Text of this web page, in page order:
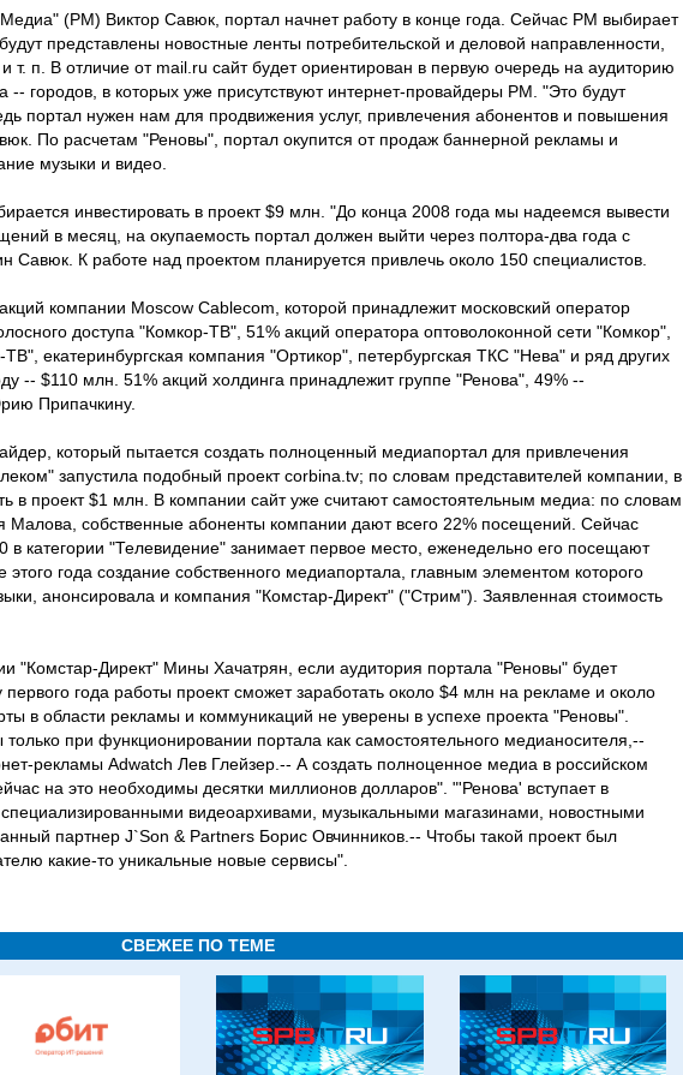
(РМ) Виктор Савюк, портал начнет работу в конце года. Сейчас РМ выбирает
представлены новостные ленты потребительской и деловой направленности,
т. п. В отличие от mail.ru сайт будет ориентирован в первую очередь на аудиторию
-- городов, в которых уже присутствуют интернет-провайдеры РМ. "Это будут
портал нужен нам для продвижения услуг, привлечения абонентов и повышения
По расчетам "Реновы", портал окупится от продаж баннерной рекламы и
музыки и видео.
инвестировать в проект $9 млн. "До конца 2008 года мы надеемся вывести
в месяц, на окупаемость портал должен выйти через полтора-два года с
Савюк. К работе над проектом планируется привлечь около 150 специалистов.
компании Moscow Cablecom, которой принадлежит московский оператор
доступа "Комкор-ТВ", 51% акций оператора оптоволоконной сети "Комкор",
екатеринбургская компания "Ортикор", петербургская ТКС "Нева" и ряд других
-- $110 млн. 51% акций холдинга принадлежит группе "Ренова", 49% --
Припачкину.
который пытается создать полноценный медиапортал для привлечения
запустила подобный проект corbina.tv; по словам представителей компании, в
в проект $1 млн. В компании сайт уже считают самостоятельным медиа: по словам
Малова, собственные абоненты компании дают всего 22% посещений. Сейчас
в категории "Телевидение" занимает первое место, еженедельно его посещают
года создание собственного медиапортала, главным элементом которого
анонсировала и компания "Комстар-Директ" ("Стрим"). Заявленная стоимость
"Комстар-Директ" Мины Хачатрян, если аудитория портала "Реновы" будет
первого года работы проект сможет заработать около $4 млн на рекламе и около
в области рекламы и коммуникаций не уверены в успехе проекта "Реновы".
при функционировании портала как самостоятельного медианосителя,--
рекламы Adwatch Лев Глейзер.-- А создать полноценное медиа в российском
на это необходимы десятки миллионов долларов". "'Ренова' вступает в
видеоархивами, музыкальными магазинами, новостными
партнер J`Son & Partners Борис Овчинников.-- Чтобы такой проект был
какие-то уникальные новые сервисы".
СВЕЖЕЕ ПО ТЕМЕ